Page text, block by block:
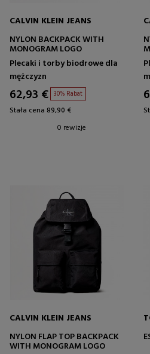
CALVIN KLEIN JEANS
NYLON BACKPACK WITH
MONOGRAM LOGO
Plecaki i torby biodrowe dla
mężczyzn
62,93 € 30% Rabat
Stała cena 89,90 €
0 rewizje
CALVIN KLEIN JEANS
NYLON FLAP TOP BACKPACK
WITH MONOGRAM LOGO